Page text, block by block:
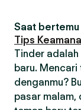
Saat
Tips
Tinder
baru.
denganmu?
pasar malam,